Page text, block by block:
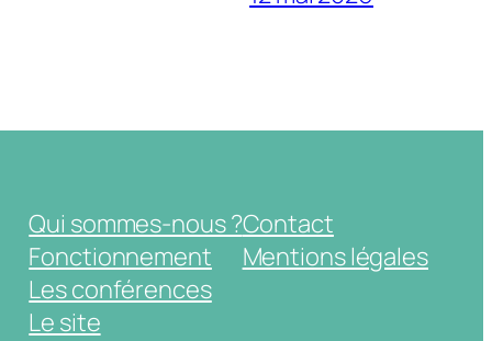
Qui sommes-nous ?
Fonctionnement
Les conférences
Le site
Contact
Mentions légales